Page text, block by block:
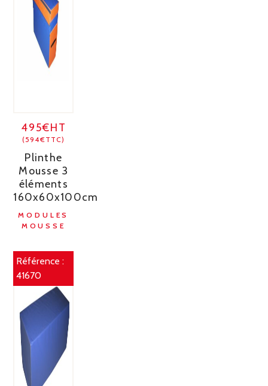
495€HT
(594€TTC)
Plinthe
Mousse 3
éléments
160x60x100cm
MODULES
MOUSSE
Référence :
41670